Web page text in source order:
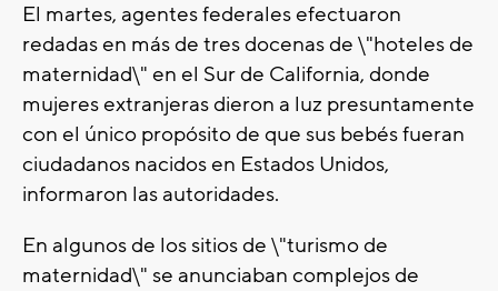
El martes, agentes federales efectuaron
redadas en más de tres docenas de \"hoteles de
maternidad\" en el Sur de California, donde
mujeres extranjeras dieron a luz presuntamente
con el único propósito de que sus bebés fueran
ciudadanos nacidos en Estados Unidos,
informaron las autoridades.
En algunos de los sitios de \"turismo de
maternidad\" se anunciaban complejos de